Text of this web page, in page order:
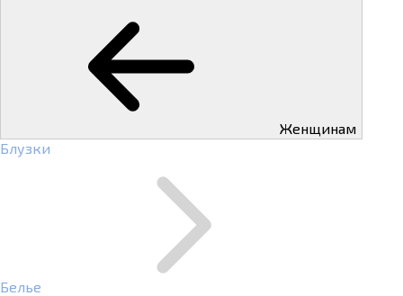
Женщинам
Блузки
Белье